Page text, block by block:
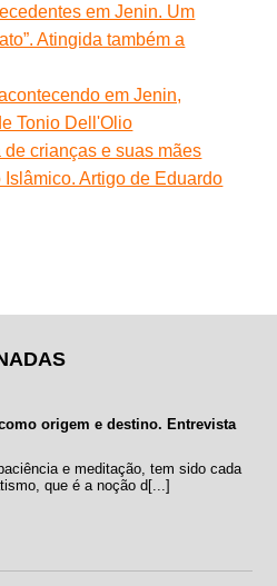
em Jenin. Um
Atingida também a
em Jenin,
Tonio Dell'Olio
de crianças e suas mães
Islâmico. Artigo de Eduardo
origem e destino. Entrevista
e meditação, tem sido cada
que é a noção d[...]